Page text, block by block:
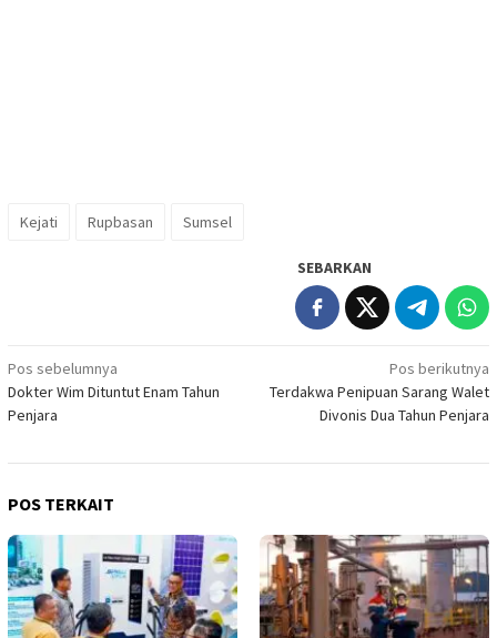
Kejati Rupbasan Sumsel
SEBARKAN
Navigasi
pos
Pos sebelumnya
Dokter Wim Dituntut Enam Tahun
Penjara
Pos berikutnya
Terdakwa Penipuan Sarang Walet
Divonis Dua Tahun Penjara
POS TERKAIT